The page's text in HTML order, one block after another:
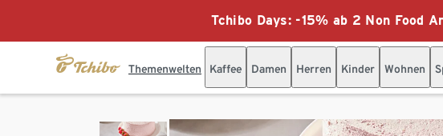
Tchibo Days: -15% ab 2 Non Food
Themenwelten Kaffee Damen Herren Kinder Wohnen